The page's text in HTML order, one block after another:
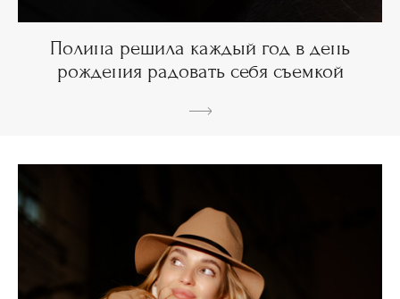
Полина решила каждый год в день
рождения радовать себя съемкой